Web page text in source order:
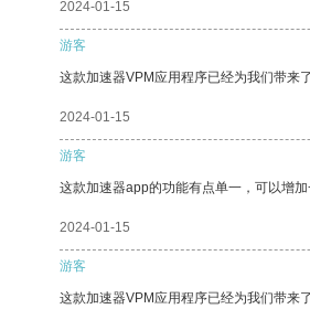
2024-01-15
游客
这款加速器VPM应用程序已经为我们带来
2024-01-15
游客
这款加速器app的功能有点单一，可以增
2024-01-15
游客
这款加速器VPM应用程序已经为我们带来